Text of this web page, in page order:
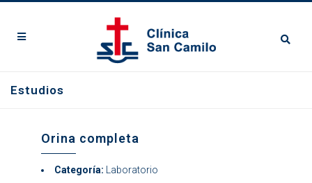
Estudios
Orina completa
Categoría: Laboratorio